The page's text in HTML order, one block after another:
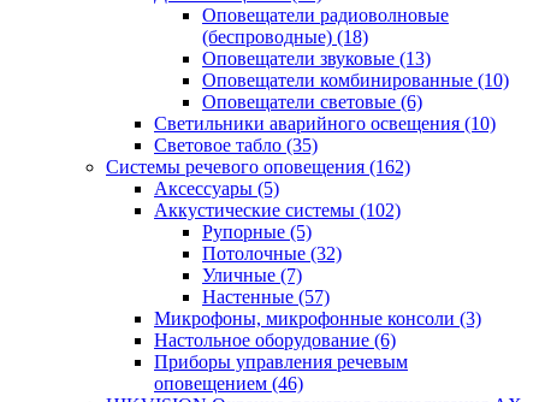
Оповещатели радиоволновые
(беспроводные) (18)
Оповещатели звуковые (13)
Оповещатели комбинированные (10)
Оповещатели световые (6)
Светильники аварийного освещения (10)
Световое табло (35)
Системы речевого оповещения (162)
Аксессуары (5)
Аккустические системы (102)
Рупорные (5)
Потолочные (32)
Уличные (7)
Настенные (57)
Микрофоны, микрофонные консоли (3)
Настольное оборудование (6)
Приборы управления речевым
оповещением (46)